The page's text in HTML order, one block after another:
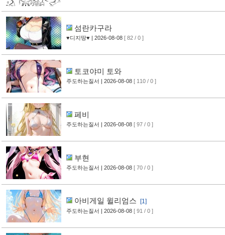
섬란카구라
♥디지땅♥ | 2026-08-08 [ 82 / 0 ]
토코야미 토와
주도하는질서 | 2026-08-08 [ 110 / 0 ]
페비
주도하는질서 | 2026-08-08 [ 97 / 0 ]
부현
주도하는질서 | 2026-08-08 [ 70 / 0 ]
아비게일 윌리엄스 [1]
주도하는질서 | 2026-08-08 [ 91 / 0 ]